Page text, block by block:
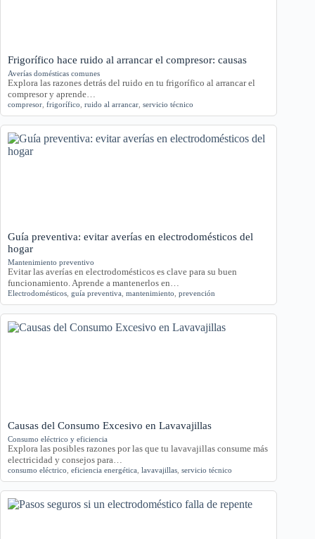
Frigorífico hace ruido al arrancar el compresor: causas
Averías domésticas comunes
Explora las razones detrás del ruido en tu frigorífico al arrancar el
compresor y aprende…
compresor frigorífico ruido al arrancar servicio técnico
Guía preventiva: evitar averías en electrodomésticos del
hogar
Mantenimiento preventivo
Evitar las averías en electrodomésticos es clave para su buen
funcionamiento. Aprende a mantenerlos en…
Electrodomésticos guía preventiva mantenimiento prevención
Causas del Consumo Excesivo en Lavavajillas
Consumo eléctrico y eficiencia
Explora las posibles razones por las que tu lavavajillas consume más
electricidad y consejos para…
consumo eléctrico eficiencia energética lavavajillas servicio técnico